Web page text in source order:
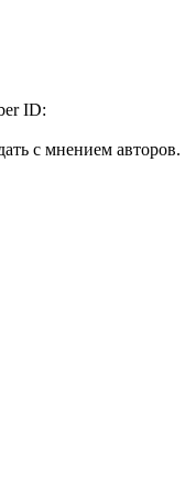
ID:
с мнением авторов.